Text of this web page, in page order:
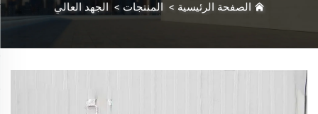
الصفحة الرئيسية > المنتجات > الجهد العالي